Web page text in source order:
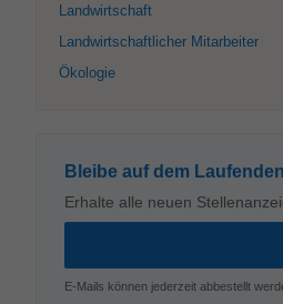
Landwirtschaft
Landwirtschaftlicher Mitarbeiter
Ökologie
Bleibe auf dem
Erhalte alle neuen
E-Mails können jederzeit abbestellt